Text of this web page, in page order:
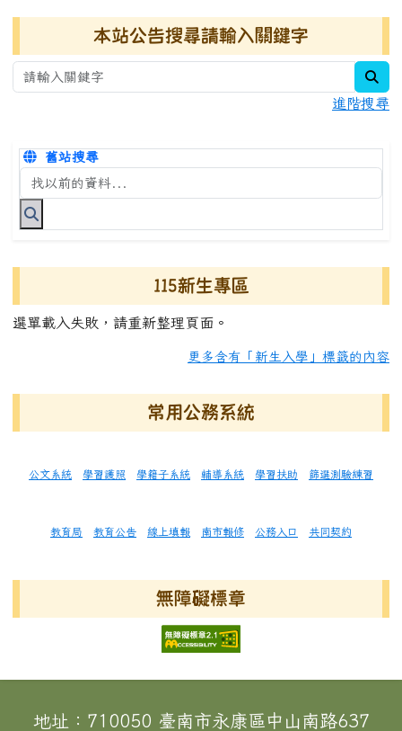
本站公告搜尋請輸入關鍵字
進階搜尋
舊站搜尋
搜尋台南市永康國小全球資訊網關鍵字
115新生專區
選單載入失敗，請重新整理頁面。
更多含有「新生入學」標籤的內容
常用公務系統
公文系統 學習護照 學籍子系統 輔導系統 學習扶助 篩選測驗練習
教育局 教育公告 線上填報 南市報修 公務入口 共同契約
無障礙標章
頁尾區域內容
地址：710050 臺南市永康區中山南路637